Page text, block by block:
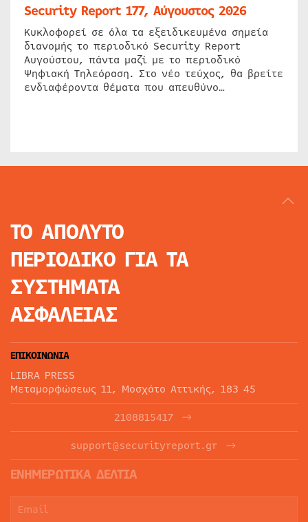
Security Report 177, Αύγουστος 2026
Κυκλοφορεί σε όλα τα εξειδικευμένα σημεία
διανομής το περιοδικό Security Report
Αυγούστου, πάντα μαζί με το περιοδικό
Ψηφιακή Τηλεόραση. Στο νέο τεύχος, θα βρείτε
ενδιαφέροντα θέματα που απευθύνο…
ΤΟ ΑΠΟΛΥΤΟ
ΠΕΡΙΟΔΙΚΟ ΓΙΑ ΤΑ
ΣΥΣΤΗΜΑΤΑ
ΑΣΦΑΛΕΙΑΣ
ΕΠΙΚΟΙΝΩΝΙΑ
LIBRA PRESS
Μεταμορφώσεως 11, Μοσχάτο Αττικής, 183 45
2108815417
support@securityreport.gr
ΕΝΗΜΕΡΩΤΙΚΑ ΔΕΛΤΙΑ